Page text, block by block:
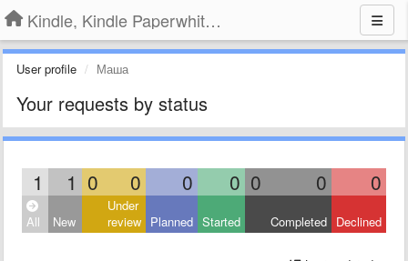
Kindle, Kindle Paperwhite, Kindle Voyage
User profile Маша
Your requests by status
1 1 0 0 0 0 0 0 0
All New
Under
review Planned Started Completed Declined